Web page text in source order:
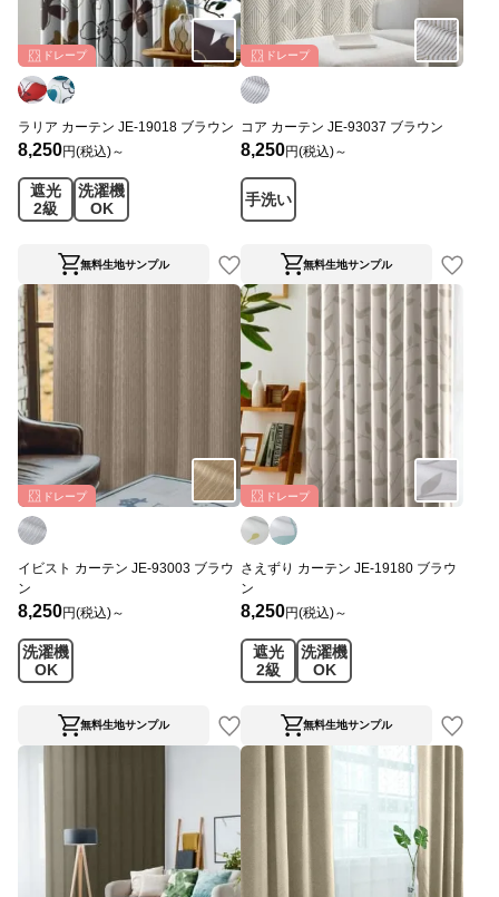
ドレープ
ラリア カーテン JE-19018 ブラウン
8,250円(税込)～
遮光
2級
洗濯機
OK
無料生地サンプル
ドレープ
コア カーテン JE-93037 ブラウン
8,250円(税込)～
手洗い
無料生地サンプル
ドレープ
イビスト カーテン JE-93003 ブラウ
ン
8,250円(税込)～
洗濯機
OK
無料生地サンプル
ドレープ
さえずり カーテン JE-19180 ブラウ
ン
8,250円(税込)～
遮光
2級
洗濯機
OK
無料生地サンプル